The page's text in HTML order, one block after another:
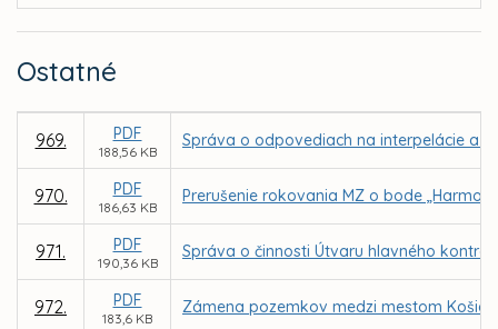
Ostatné
969. PDF
188,56 KB
Správa o odpovediach na interpelácie a
970. PDF
186,63 KB
Prerušenie rokovania MZ o bode
971. PDF
190,36 KB
Správa o činnosti Útvaru hlavného
972. PDF
183,6 KB
Zámena pozemkov medzi mestom Košice